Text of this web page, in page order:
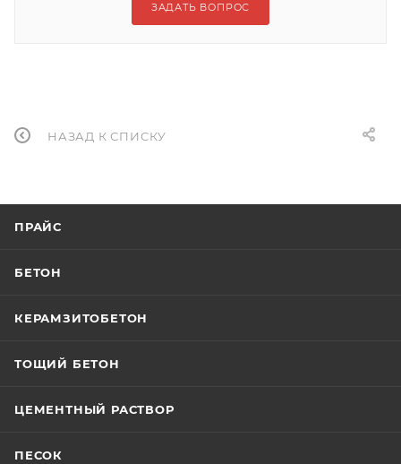
ЗАДАТЬ ВОПРОС
НАЗАД К СПИСКУ
ПРАЙС
БЕТОН
КЕРАМЗИТОБЕТОН
ТОЩИЙ БЕТОН
ЦЕМЕНТНЫЙ РАСТВОР
ПЕСОК